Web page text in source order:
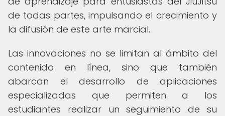
de todas partes, impulsando el crecimiento y
la difusión de este arte marcial.
Las innovaciones no se limitan al ámbito del
contenido en línea, sino que también
abarcan el desarrollo de aplicaciones
especializadas que permiten a los
estudiantes realizar un seguimiento de su